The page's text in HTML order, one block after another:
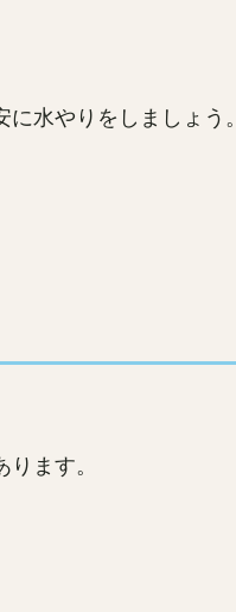
水やりをしましょう。
ます。